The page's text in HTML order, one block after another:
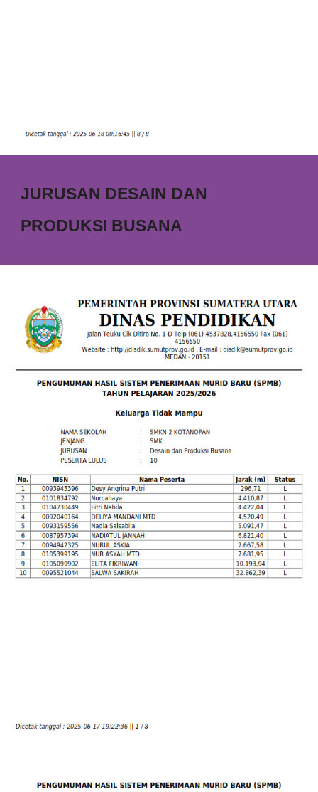
JURUSAN DESAIN DAN
PRODUKSI BUSANA